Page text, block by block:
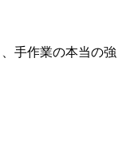
、手作業の本当の強